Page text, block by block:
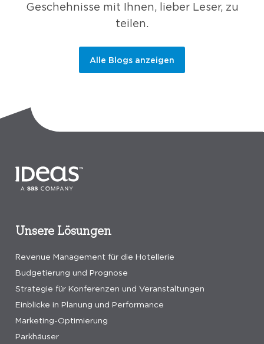
Geschehnisse mit Ihnen, lieber Leser, zu
teilen.
Alle Blogs anzeigen
Unsere Lösungen
Revenue Management für die Hotellerie
Budgetierung und Prognose
Strategie für Konferenzen und Veranstaltungen
Einblicke in Planung und Performance
Marketing-Optimierung
Parkhäuser